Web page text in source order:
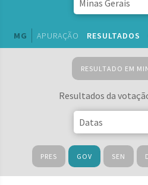
MG APURAÇÃO RESULTADOS
RESULTADO EM
Resultados da
PRES GOV SEN